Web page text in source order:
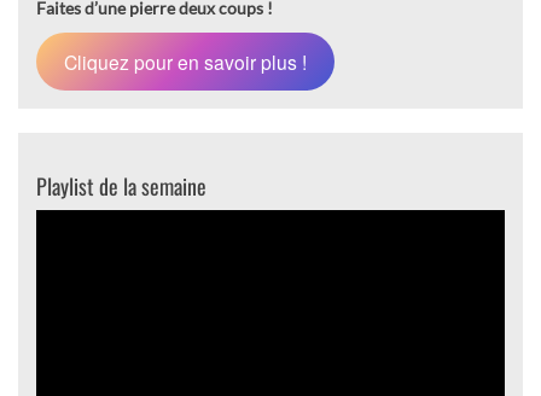
Faites d’une pierre deux coups !
Cliquez pour en savoir plus !
Playlist de la semaine